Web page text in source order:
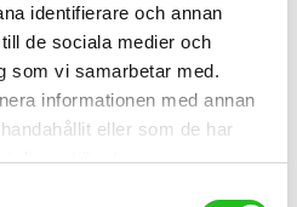
identifierare och annan
de sociala medier och
som vi samarbetar med.
informationen med annan
eller som de har
deras tjänster.
cog